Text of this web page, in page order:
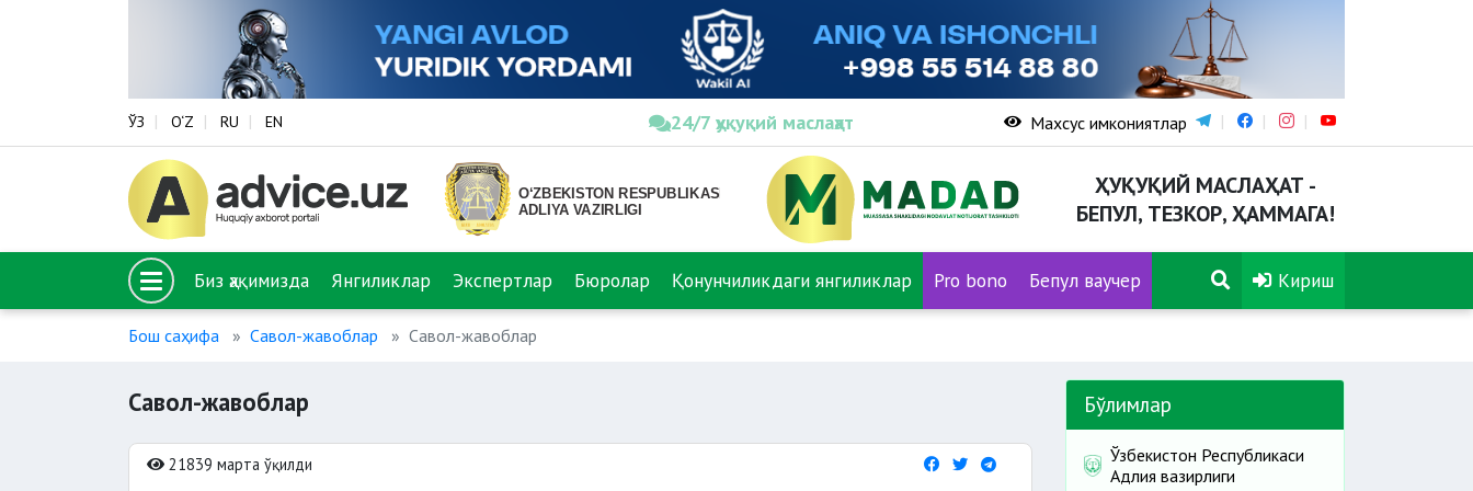
ЎЗ O‘Z RU EN 24/7 ҳуқуқий маслаҳат Махсус имкониятлар
ҲУҚУҚИЙ МАСЛАҲАТ -
БЕПУЛ, ТЕЗКОР, ҲАММАГА!
Биз ҳақимизда Янгиликлар Экспертлар Бюролар Қонунчиликдаги янгиликлар Pro bono Бепул ваучер Кириш
Бош саҳифа Савол-жавоблар Савол-жавоблар
Савол-жавоблар
21839 марта ўқилди
Бўлимлар
Ўзбекистон Республикаси
Адлия вазирлиги